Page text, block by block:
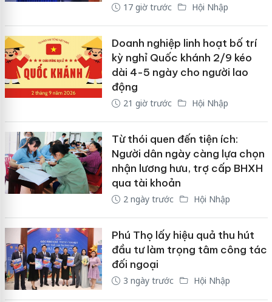
17 giờ trước Hội Nhập
Doanh nghiệp linh hoạt bố trí
kỳ nghỉ Quốc khánh 2/9 kéo
dài 4-5 ngày cho người lao
động
21 giờ trước Hội Nhập
Từ thói quen đến tiện ích:
Người dân ngày càng lựa chọn
nhận lương hưu, trợ cấp BHXH
qua tài khoản
2 ngày trước Hội Nhập
Phú Thọ lấy hiệu quả thu hút
đầu tư làm trọng tâm công tác
đối ngoại
3 ngày trước Hội Nhập